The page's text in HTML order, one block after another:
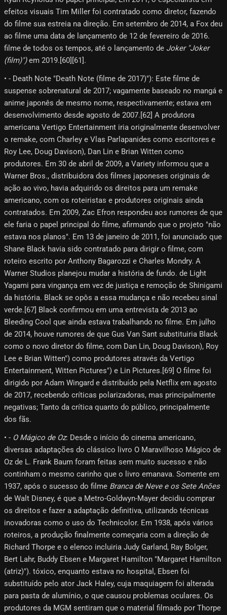
efeitos visuais Tim Miller foi contratado como diretor, fazendo
do filme sua estreia na direção. Em setembro de 2014, a Fox deu
ao filme uma data de lançamento de 12 de fevereiro de 2016.
filme de todos os tempos, até o lançamento de Joker "Joker
(film)")em 2019.[60][61]​.
• - Death Note "Death Note (filme de 2017)"): Este filme de
suspense sobrenatural de 2017; vagamente baseado no mangá e
anime japonês de mesmo nome, respectivamente; estava em
desenvolvimento desde agosto de 2007.[62] A produtora
americana Vertigo Entertainment iria originalmente desenvolver
o remake, com Charley e Vlas Parlapanides como escritores e
Roy Lee, Doug Davison), Dan Lin e Brian Witten como
produtores. Em 30 de abril de 2009, a Variety informou que a
Warner Bros., distribuidora dos filmes japoneses originais de
ação ao vivo, havia adquirido os direitos para um remake
americano, com os roteiristas e produtores originais ainda
contratados. Em 2009, Zac Efron respondeu aos rumores de que
ele faria o papel principal do filme, afirmando que o projeto "não
estava nos planos". Em 13 de janeiro de 2011, foi anunciado que
Shane Black havia sido contratado para dirigir o filme, com
roteiro escrito por Anthony Bagarozzi e Charles Mondry. A
Warner Studios planejou mudar a história de fundo. de Light
Yagami para vingança em vez de justiça e remoção de Shinigami
da história. Black se opôs a essa mudança e não recebeu sinal
verde.[67] Black confirmou em uma entrevista de 2013 ao
Bleeding Cool que ainda estava trabalhando no filme. Em julho
de 2014, houve rumores de que Gus Van Sant substituiria Black
como o novo diretor do filme, com Dan Lin, Doug Davison), Roy
Lee e Brian Witten") como produtores através da Vertigo
Entertainment, Witten Pictures") e Lin Pictures.[69] O filme foi
dirigido por Adam Wingard e distribuído pela Netflix em agosto
de 2017, recebendo críticas polarizadoras, mas principalmente
negativas; Tanto da crítica quanto do público, principalmente
dos fãs.
• - O Mágico de Oz: Desde o início do cinema americano,
diversas adaptações do clássico livro O Maravilhoso Mágico de
Oz de L. Frank Baum foram feitas sem muito sucesso e não
continham o mesmo carinho que o livro emanava. Somente em
1937, após o sucesso do filme Branca de Neve e os Sete Anões
de Walt Disney, é que a Metro-Goldwyn-Mayer decidiu comprar
os direitos e fazer a adaptação definitiva, utilizando técnicas
inovadoras como o uso do Technicolor. Em 1938, após vários
roteiros, a produção finalmente começaria com a direção de
Richard Thorpe e o elenco incluiria Judy Garland, Ray Bolger,
Bert Lahr, Buddy Ebsen e Margaret Hamilton "Margaret Hamilton
(atriz)"). tóxico, enquanto estava no hospital, Ebsen foi
substituído pelo ator Jack Haley, cuja maquiagem foi alterada
para pasta de alumínio, o que causou problemas oculares. Os
produtores da MGM sentiram que o material filmado por Thorpe